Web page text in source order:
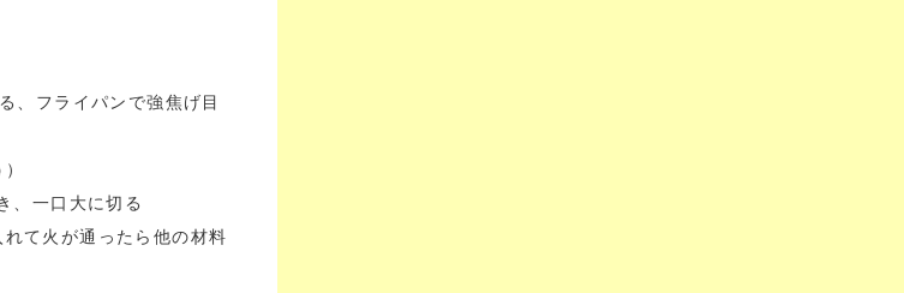
、フライパンで強焦げ目
、一口大に切る
て火が通ったら他の材料